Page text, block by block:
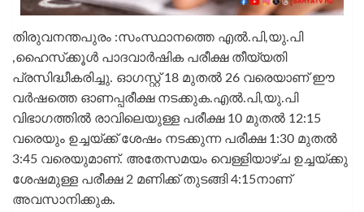
തിരുവനന്തപുരം :സംസ്ഥാനത്തെ എല്‍.പി,യു.പി
,ഹൈസ്‌ക്കൂള്‍ പാദവാര്‍ഷിക പരീക്ഷ തീയ്യതി
പ്രസിദ്ധീകരിച്ചു. ഓഗസ്റ്റ് 18 മുതല്‍ 26 വരെയാണ് ഈ
വര്‍ഷത്തെ ഓണപ്പരീക്ഷ നടക്കുക.എല്‍.പി,യു.പി
വിഭാഗത്തില്‍ രാവിലെയുള്ള പരീക്ഷ 10 മുതല്‍ 12:15
വരെയും ഉച്ചയ്ക്ക് ശേഷം നടക്കുന്ന പരീക്ഷ 1:30 മുതല്‍
3:45 വരെയുമാണ്. അതേസമയം വെള്ളിയാഴ്ച ഉച്ചയ്ക്കു
ശേഷമുള്ള പരീക്ഷ 2 മണിക്ക് തുടങ്ങി 4:15നാണ്
അവസാനിക്കുക.